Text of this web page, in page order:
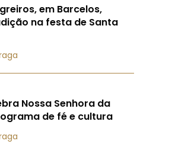
em Barcelos,
na festa de Santa
Nossa Senhora da
de fé e cultura